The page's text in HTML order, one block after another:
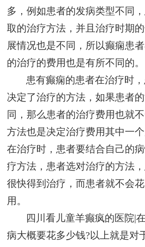
多，例如患者的发病类型不同
取的治疗方法，并且治疗时期
展情况也是不同，所以癫痫患
的治疗的费用也是有所不同的。
患有癫痫的患者在治疗时
决定了治疗的方法，如果患者
同，那么患者的治疗费用也就
方法也是决定治疗费用其中一
在治疗时，患者要结合自己的
疗方法，患者选对治疗的方法
很快得到治疗，而患者就不会
用。
四川看儿童羊癫疯的医院|
病大概要花多少钱?以上就是对